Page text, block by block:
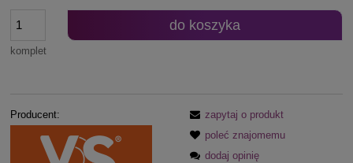
komplet
do koszyka
Producent:
zapytaj o produkt
poleć znajomemu
dodaj opinię